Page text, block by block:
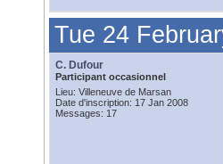
Tue 24
C. Dufour
Participant occasionnel
Lieu: Villeneuve de Marsan
Date d'inscription: 17 Jan 2008
Messages: 17